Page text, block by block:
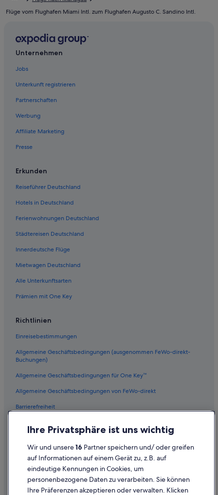
Hotels nahe Puerto Salvador Allende
Boutique- in Managua
Villa Fontana: Hotels
Flüge vom Flughafen Miami Intl. zum Flughafen Augusto C. Sandino Intl.
Unternehmen
Jobs
Unterkunft registrieren
Partnerschaften
Werbung
Affiliate Marketing
Presse
Erkunden
Reiseführer Deutschland
Hotels in Deutschland
Ferienwohnungen Deutschland
Städtereisen Deutschland
Innerdeutsche Flüge
Mietwagen Deutschland
Alle Unterkunftsarten
Prämien mit One Key
Richtlinien
Einreisebestimmungen
Allgemeine Geschäftsbedingungen (ausgenommen FeWo-direkt-
Buchungen)
Allgemeine Geschäftsbedingungen für One Key™
Allgemeine Geschäftsbedingungen von FeWo-direkt
Barrierefreiheit
Inhaltsrichtlinien und Melden von Inhalten
Hilfe
Ihre Privatsphäre ist uns wichtig
Wir und unsere16 Partner speichern und/ oder greifen
auf Informationen auf einem Gerät zu, z.B. auf
eindeutige Kennungen in Cookies, um
personenbezogene Daten zu verarbeiten. Sie können
Ihre Präferenzen akzeptieren oder verwalten. Klicken